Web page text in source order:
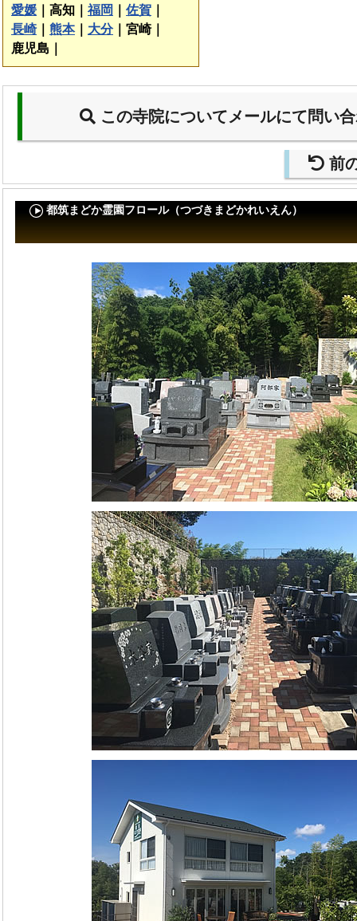
愛媛
高知｜ 福岡 佐賀
長崎｜ 熊本｜ 大分｜ 宮崎｜
鹿児島｜
この寺院についてメールにて問い
前
都筑まどか霊園フロール（つづきまどかれいえん）